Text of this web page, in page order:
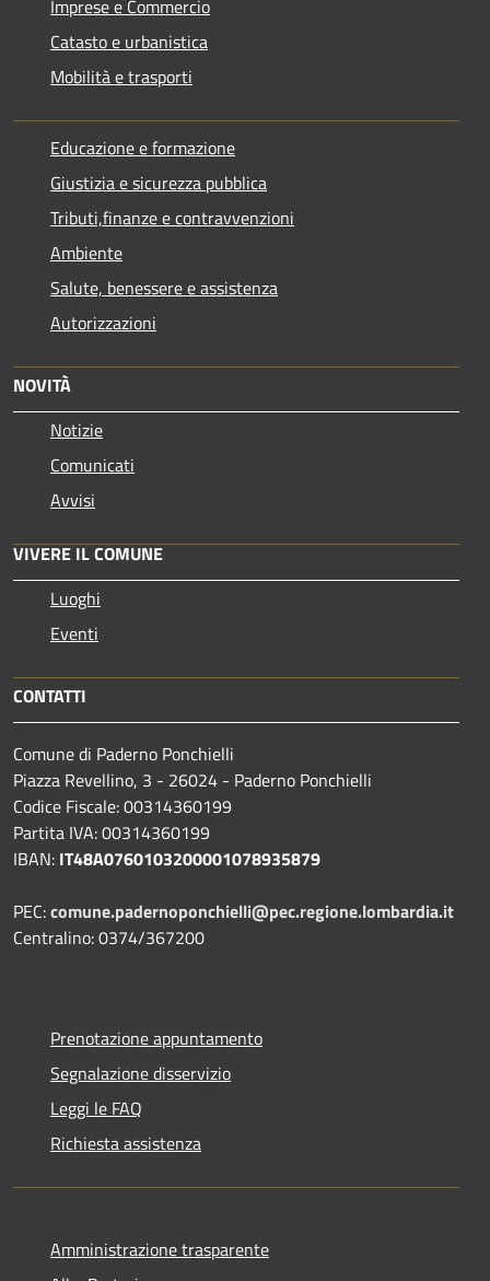
Imprese e Commercio
Catasto e urbanistica
Mobilità e trasporti
Educazione e formazione
Giustizia e sicurezza pubblica
Tributi,finanze e contravvenzioni
Ambiente
Salute, benessere e assistenza
Autorizzazioni
NOVITÀ
Notizie
Comunicati
Avvisi
VIVERE IL COMUNE
Luoghi
Eventi
CONTATTI
Comune di Paderno Ponchielli
Piazza Revellino, 3 - 26024 - Paderno Ponchielli
Codice Fiscale: 00314360199
Partita IVA: 00314360199
IBAN: IT48A0760103200001078935879
PEC:comune.padernoponchielli@pec.regione.lombardia.it
Centralino: 0374/367200
Prenotazione appuntamento
Segnalazione disservizio
Leggi le FAQ
Richiesta assistenza
Amministrazione trasparente